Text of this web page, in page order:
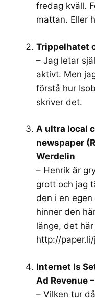
fredag kväll.
mattan. Eller
Trippelhatet
– Jag letar
aktivt. Men
förstå hur
skriver det.
A ultra local
newspaper
Werdelin
– Henrik är
grott och jag
den i en
hinner den
länge, det
http://
Internet Is
Ad Revenue
– Vilken tur